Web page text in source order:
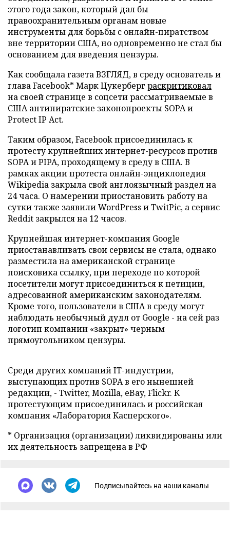
этого года закон, который дал бы
правоохранительным органам новые
инструменты для борьбы с онлайн-пиратством
вне территории США, но одновременно не стал бы
основанием для введения цензуры.
Как сообщала газета ВЗГЛЯД, в среду основатель и
глава Facebook* Марк Цукерберг раскритиковал
на своей странице в соцсети рассматриваемые в
США антипиратские законопроекты SOPA и
Protect IP Act.
Таким образом, Facebook присоединилась к
протесту крупнейших интернет-ресурсов против
SOPA и PIPA, проходящему в среду в США. В
рамках акции протеста онлайн-энциклопедия
Wikipedia закрыла свой англоязычный раздел на
24 часа. О намерении приостановить работу на
сутки также заявили WordPress и TwitPic, а сервис
Reddit закрылся на 12 часов.
Крупнейшая интернет-компания Google
приостанавливать свои сервисы не стала, однако
разместила на американской странице
поисковика ссылку, при переходе по которой
посетители могут присоединиться к петиции,
адресованной американским законодателям.
Кроме того, пользователи в США в среду могут
наблюдать необычный дудл от Google - на сей раз
логотип компании «закрыт» черным
прямоугольником цензуры.
Cреди других компаний IT-индустрии,
выступающих против SOPA в его нынешней
редакции, - Twitter, Mozilla, eBay, Flickr. К
протестующим присоединилась и российская
компания «Лаборатория Касперского».
* Организация (организации) ликвидированы или
их деятельность запрещена в РФ
Подписывайтесь на наши каналы